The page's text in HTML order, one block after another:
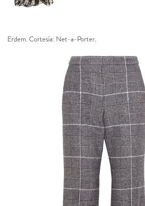
Erdem. Cortesía: Net-a-Porter.